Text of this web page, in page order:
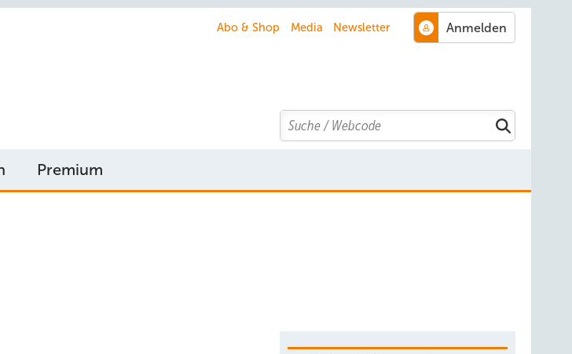
Abo & Shop Media Newsletter
Search
Premium